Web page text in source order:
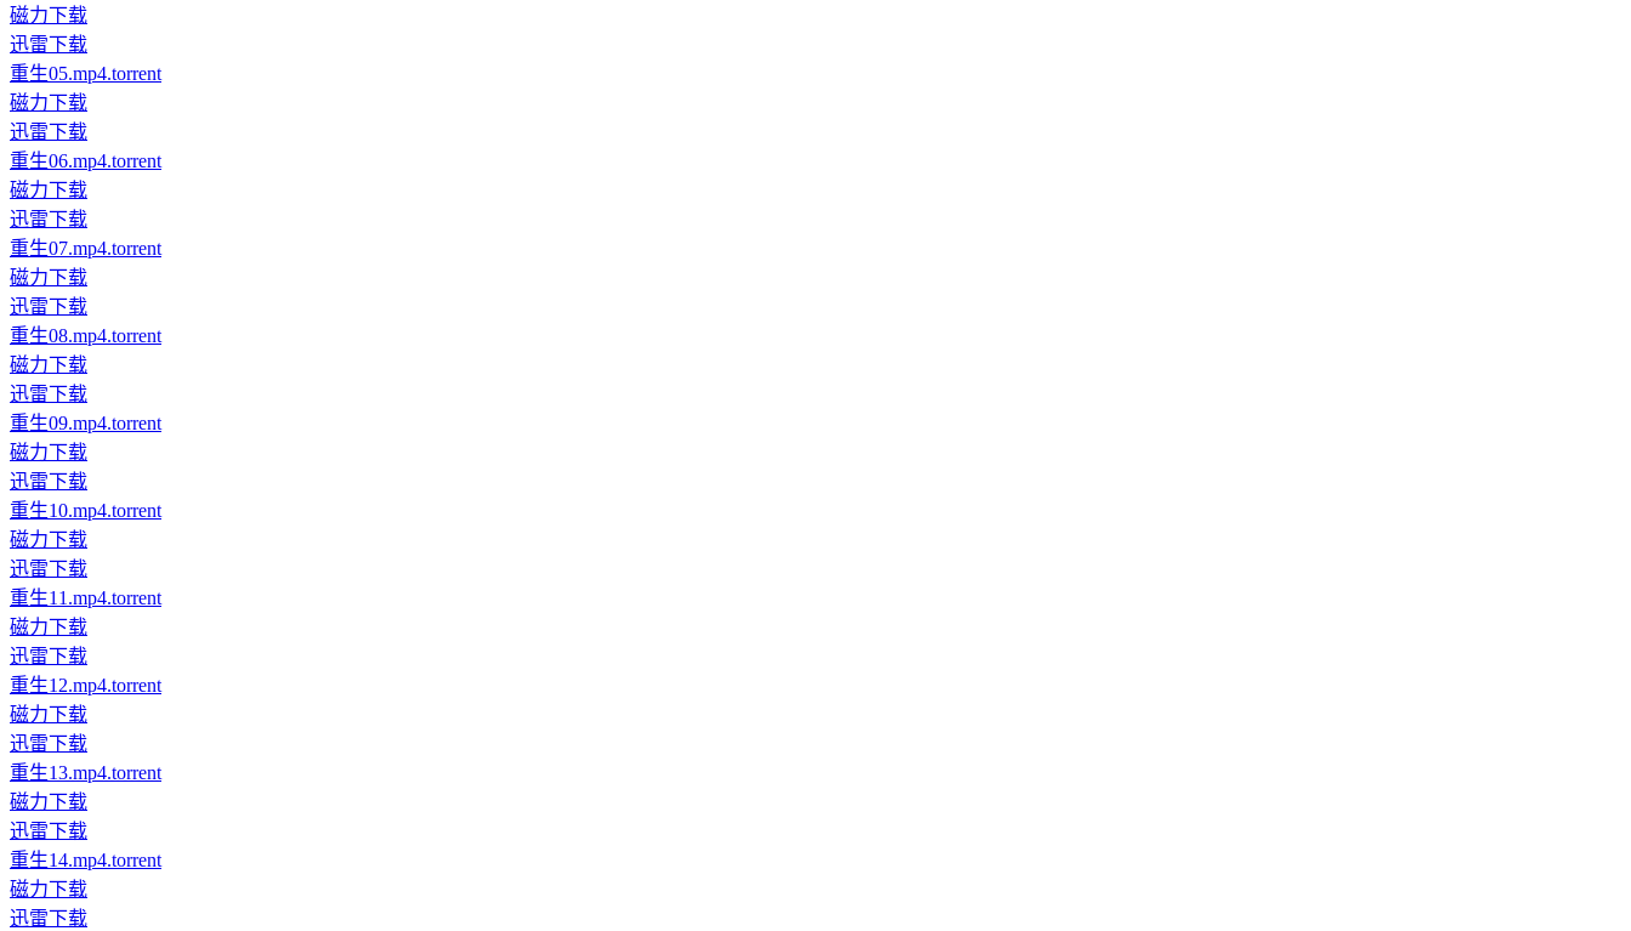
磁力下载
迅雷下载
重生05.mp4.torrent
磁力下载
迅雷下载
重生06.mp4.torrent
磁力下载
迅雷下载
重生07.mp4.torrent
磁力下载
迅雷下载
重生08.mp4.torrent
磁力下载
迅雷下载
重生09.mp4.torrent
磁力下载
迅雷下载
重生10.mp4.torrent
磁力下载
迅雷下载
重生11.mp4.torrent
磁力下载
迅雷下载
重生12.mp4.torrent
磁力下载
迅雷下载
重生13.mp4.torrent
磁力下载
迅雷下载
重生14.mp4.torrent
磁力下载
迅雷下载